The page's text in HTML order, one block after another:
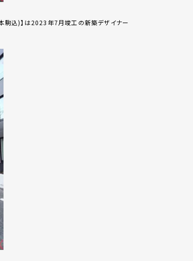
駒込)】は2023年7月竣工の新築デザイナー